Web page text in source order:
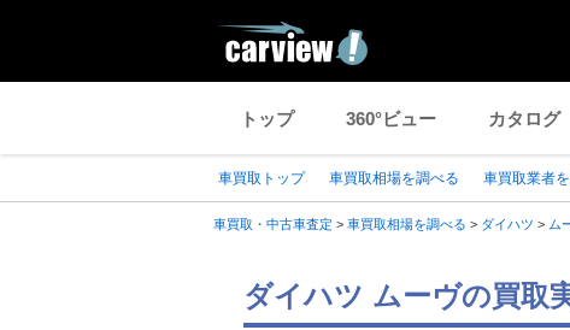
トップ 360°ビュー カタログ
車買取トップ 車買取相場を調べる 車買取業者
車買取・中古車査定 > 車買取相場を調べる > ダイハツ > ム
ダイハツ ムーヴの買取